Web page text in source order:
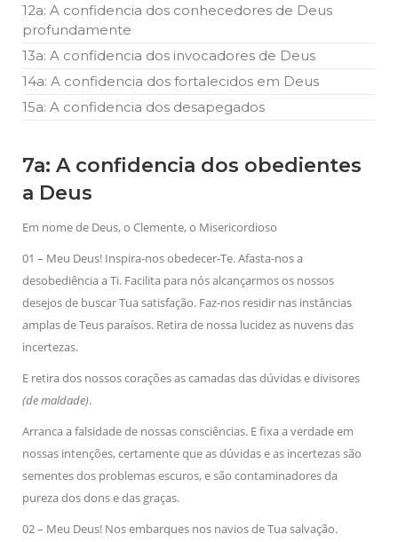
12a: A confidencia dos conhecedores de Deus
profundamente
13a: A confidencia dos invocadores de Deus
14a: A confidencia dos fortalecidos em Deus
15a: A confidencia dos desapegados
7a: A confidencia dos obedientes
a Deus
Em nome de Deus, o Clemente, o Misericordioso
01 – Meu Deus! Inspira-nos obedecer-Te. Afasta-nos a
desobediência a Ti. Facilita para nós alcançarmos os nossos
desejos de buscar Tua satisfação. Faz-nos residir nas instâncias
amplas de Teus paraísos. Retira de nossa lucidez as nuvens das
incertezas.
E retira dos nossos corações as camadas das dúvidas e divisores
(de maldade).
Arranca a falsidade de nossas consciências. E fixa a verdade em
nossas intenções, certamente que as dúvidas e as incertezas são
sementes dos problemas escuros, e são contaminadores da
pureza dos dons e das graças.
02 – Meu Deus! Nos embarques nos navios de Tua salvação.